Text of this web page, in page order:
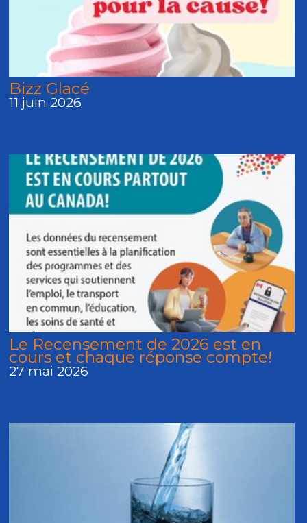
Bizz Glacé
11 juin 2026
Le Recensement de 2026 est en
cours et chaque réponse compte!
27 mai 2026